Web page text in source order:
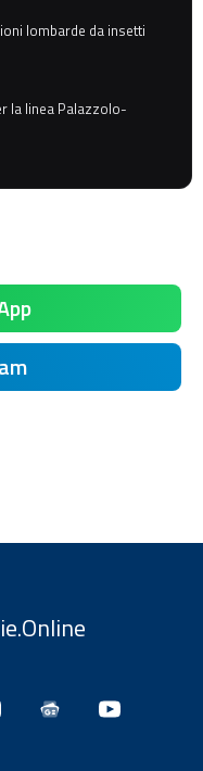
lombarde da insetti
la linea Palazzolo-